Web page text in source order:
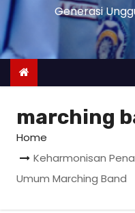
Generasi
marching
Home
Keharmonisan
Umum Marching Band